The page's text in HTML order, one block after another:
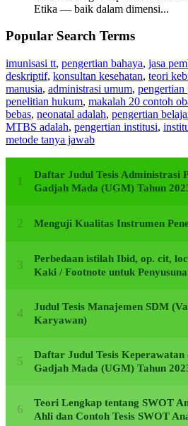
Etika — baik dalam dimensi...
Popular Search Terms
imunisasi tt, pengertian bahaya, jasa
deskriptif, konsultan kesehatan, teori
manusia, administrasi umum, pengertian
penelitian hukum, makalah 20 contoh
bebas, neonatal adalah, pengertian
MTBS adalah, pengertian institusi,
metode tanya jawab
Daftar Judul Tesis Administrasi
Gadjah Mada (UGM) Tahun
Menguji Kualitas Instrumen
Perbedaan istilah Ibid, op. cit,
Kaki / Footnote untuk
Judul Tesis Manajemen SDM
Karyawan)
Daftar Judul Tesis
Gadjah Mada (UGM) Tahun
Teori Lengkap tentang SWOT
Ahli dan Contoh Tesis SWOT